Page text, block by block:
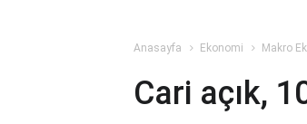
Anasayfa Ekonomi Makro
Cari açık,